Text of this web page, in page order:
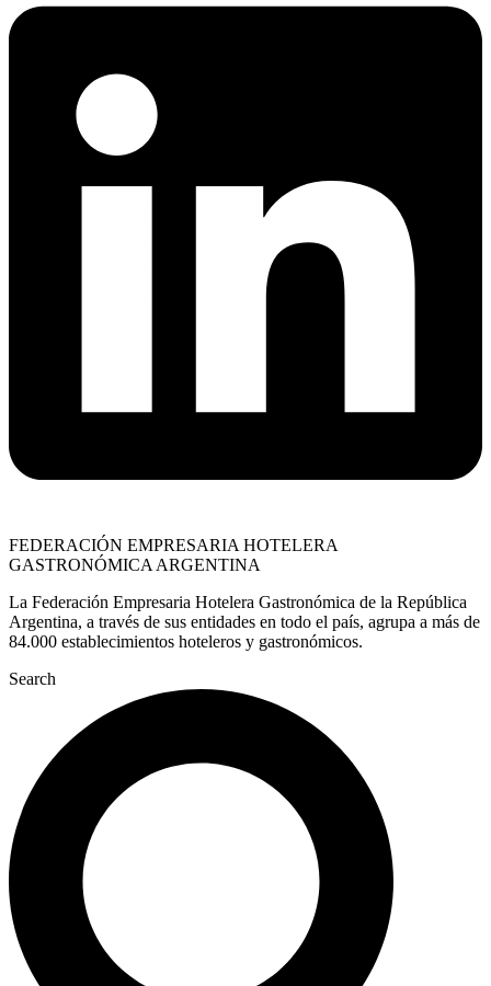
FEDERACIÓN EMPRESARIA HOTELERA
GASTRONÓMICA ARGENTINA
La Federación Empresaria Hotelera Gastronómica de la República
Argentina, a través de sus entidades en todo el país, agrupa a más de
84.000 establecimientos hoteleros y gastronómicos.
Search